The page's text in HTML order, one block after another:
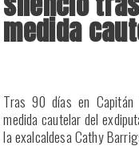
medida
Tras 90 días en Capitán
medida cautelar del
la exalcaldesa Cathy